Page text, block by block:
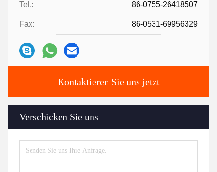
Tel.: 86-0755-26418507
Fax: 86-0531-69956329
Kontaktieren Sie uns jetzt
Verschicken Sie uns